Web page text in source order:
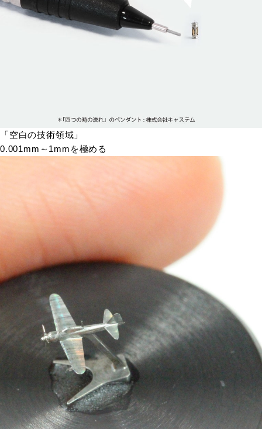
「空白の技術領域」
0.001mm～1mmを極める